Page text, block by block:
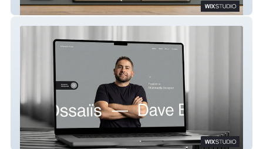
Lasada Pippen
Dave Elossais